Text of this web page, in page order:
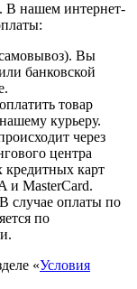
В нашем интернет-
Вы
банковской
товар
курьеру.
через
центра
кредитных карт
и MasterCard.
случае оплаты по
по
«Условия